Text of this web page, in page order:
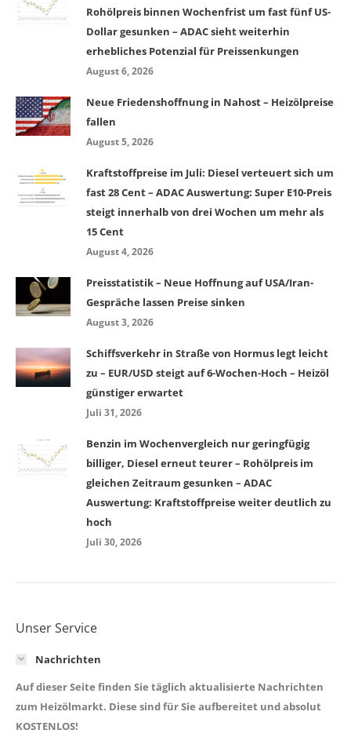
Rohölpreis binnen Wochenfrist um fast fünf US-
Dollar gesunken – ADAC sieht weiterhin
erhebliches Potenzial für Preissenkungen
August 6, 2026
Neue Friedenshoffnung in Nahost – Heizölpreise
fallen
August 5, 2026
Kraftstoffpreise im Juli: Diesel verteuert sich um
fast 28 Cent – ADAC Auswertung: Super E10-Preis
steigt innerhalb von drei Wochen um mehr als
15 Cent
August 4, 2026
Preisstatistik – Neue Hoffnung auf USA/Iran-
Gespräche lassen Preise sinken
August 3, 2026
Schiffsverkehr in Straße von Hormus legt leicht
zu – EUR/USD steigt auf 6-Wochen-Hoch – Heizöl
günstiger erwartet
Juli 31, 2026
Benzin im Wochenvergleich nur geringfügig
billiger, Diesel erneut teurer – Rohölpreis im
gleichen Zeitraum gesunken – ADAC
Auswertung: Kraftstoffpreise weiter deutlich zu
hoch
Juli 30, 2026
Unser Service
Nachrichten
Auf dieser Seite finden Sie täglich aktualisierte Nachrichten
zum Heizölmarkt. Diese sind für Sie aufbereitet und absolut
KOSTENLOS!